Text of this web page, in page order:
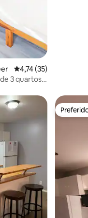
4,74 de uma avaliação
4,74 (35)
3 quartos